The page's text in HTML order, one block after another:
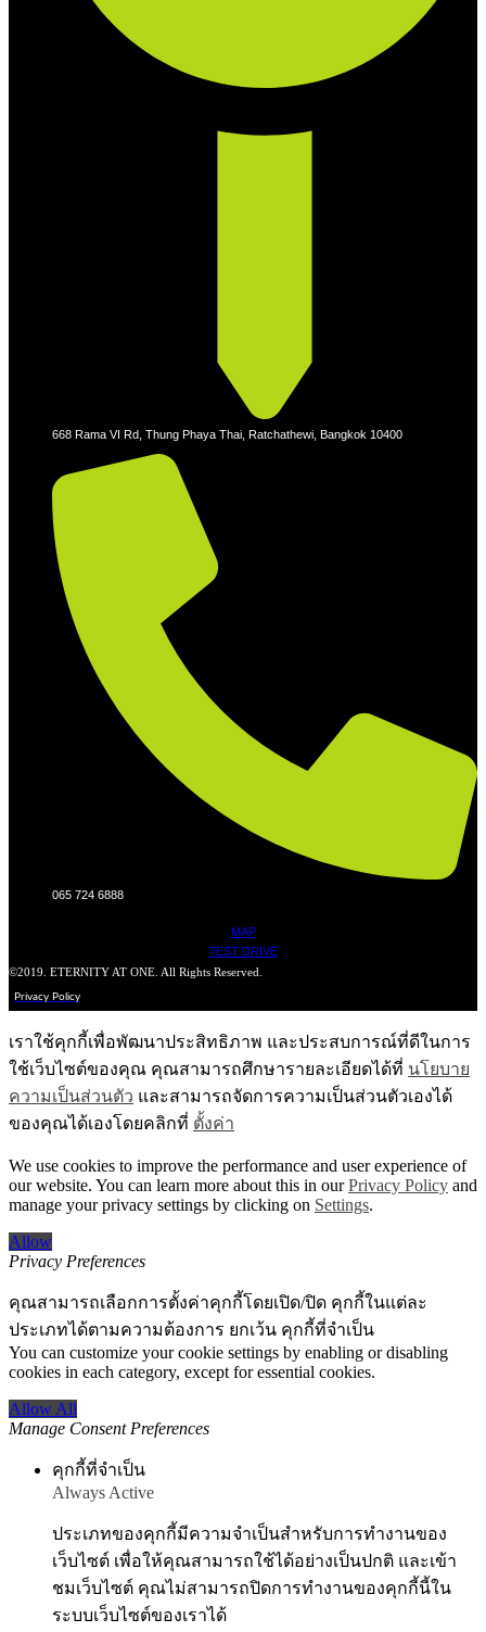
668 Rama VI Rd, Thung Phaya Thai, Ratchathewi, Bangkok 10400
065 724 6888
MAP
TEST DRIVE
©2019. ETERNITY AT ONE. All Rights Reserved.
Privacy Policy
เราใช้คุกกี้เพื่อพัฒนาประสิทธิภาพ และประสบการณ์ที่ดีในการ
ใช้เว็บไซต์ของคุณ คุณสามารถศึกษารายละเอียดได้ที่ นโยบาย
ความเป็นส่วนตัว และสามารถจัดการความเป็นส่วนตัวเองได้
ของคุณได้เองโดยคลิกที่ ตั้งค่า
We use cookies to improve the performance and user experience of
our website. You can learn more about this in ourPrivacy Policy and
manage your privacy settings by clicking on Settings.
Allow
Privacy Preferences
คุณสามารถเลือกการตั้งค่าคุกกี้โดยเปิด/ปิด คุกกี้ในแต่ละ
ประเภทได้ตามความต้องการ ยกเว้น คุกกี้ที่จำเป็น
You can customize your cookie settings by enabling or disabling
cookies in each category, except for essential cookies.
Allow All
Manage Consent Preferences
คุกกี้ที่จำเป็น
Always Active
ประเภทของคุกกี้มีความจำเป็นสำหรับการทำงานของ
เว็บไซต์ เพื่อให้คุณสามารถใช้ได้อย่างเป็นปกติ และเข้า
ชมเว็บไซต์ คุณไม่สามารถปิดการทำงานของคุกกี้นี้ใน
ระบบเว็บไซต์ของเราได้